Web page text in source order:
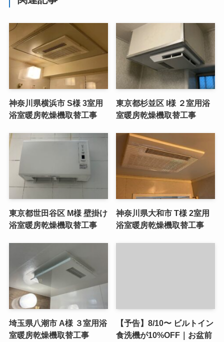
神奈川県横浜市 S様 3室用
浴室暖房乾燥機取替工事
東京都杉並区 I様 ２室用浴
室暖房乾燥機取替工事
東京都世田谷区 M様 壁掛け
浴室暖房乾燥機取替工事
神奈川県大和市 T様 2室用
浴室暖房乾燥機取替工事
埼玉県八潮市 A様 ３室用浴
室暖房乾燥機取替工事
【予告】8/10〜 ビルトイン
食洗機が10%OFF｜お盆前